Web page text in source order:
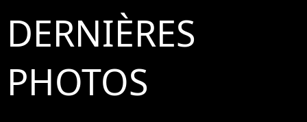
DERNIÈRES
PHOTOS